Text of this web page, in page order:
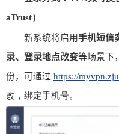
aTrust）
新系统将启用手机短信
录、登录地点改变等场景下
份，可通过 https://
改，绑定手机号。